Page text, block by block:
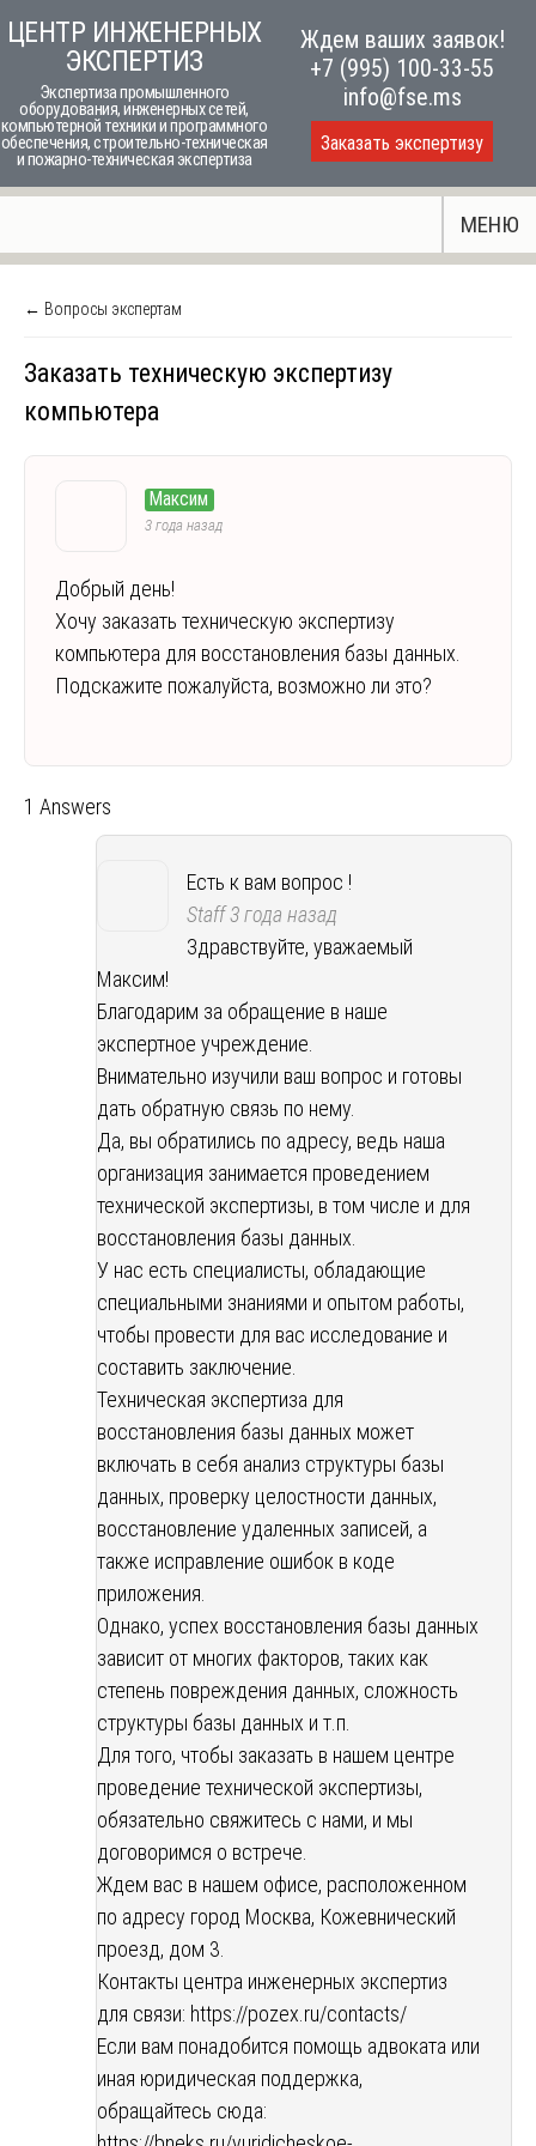
to
content
ЦЕНТР ИНЖЕНЕРНЫХ
ЭКСПЕРТИЗ
Экспертиза промышленного
оборудования, инженерных сетей,
компьютерной техники и программного
обеспечения, строительно-техническая
и пожарно-техническая экспертиза
Ждем ваших заявок!
+7 (995) 100-33-55
info@fse.ms
Заказать экспертизу
МЕНЮ
← Вопросы экспертам
Заказать техническую экспертизу
компьютера
Максим
3 года назад
Добрый день!
Хочу заказать техническую экспертизу
компьютера для восстановления базы данных.
Подскажите пожалуйста, возможно ли это?
1 Answers
Есть к вам вопрос !
Staff3 года назад
Здравствуйте, уважаемый
Максим!
Благодарим за обращение в наше
экспертное учреждение.
Внимательно изучили ваш вопрос и готовы
дать обратную связь по нему.
Да, вы обратились по адресу, ведь наша
организация занимается проведением
технической экспертизы, в том числе и для
восстановления базы данных.
У нас есть специалисты, обладающие
специальными знаниями и опытом работы,
чтобы провести для вас исследование и
составить заключение.
Техническая экспертиза для
восстановления базы данных может
включать в себя анализ структуры базы
данных, проверку целостности данных,
восстановление удаленных записей, а
также исправление ошибок в коде
приложения.
Однако, успех восстановления базы данных
зависит от многих факторов, таких как
степень повреждения данных, сложность
структуры базы данных и т.п.
Для того, чтобы заказать в нашем центре
проведение технической экспертизы,
обязательно свяжитесь с нами, и мы
договоримся о встрече.
Ждем вас в нашем офисе, расположенном
по адресу город Москва, Кожевнический
проезд, дом 3.
Контакты центра инженерных экспертиз
для связи: https://pozex.ru/contacts/
Если вам понадобится помощь адвоката или
иная юридическая поддержка,
обращайтесь сюда: